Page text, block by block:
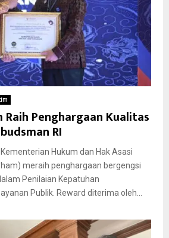
Raih Penghargaan Kualitas
RI
Hukum dan Hak Asasi
meraih penghargaan bergengsi
Penilaian Kepatuhan
Publik. Reward diterima oleh...